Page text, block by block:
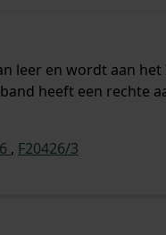
leer en wordt aan
heeft een rechte
, F20426/3